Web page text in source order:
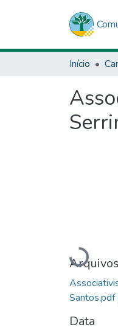
Início
Carregando...
Arquivos
Santos.pdf
Data